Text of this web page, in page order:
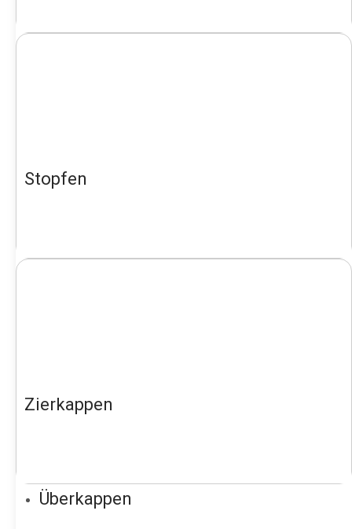
Stopfen
Zierkappen
Überkappen